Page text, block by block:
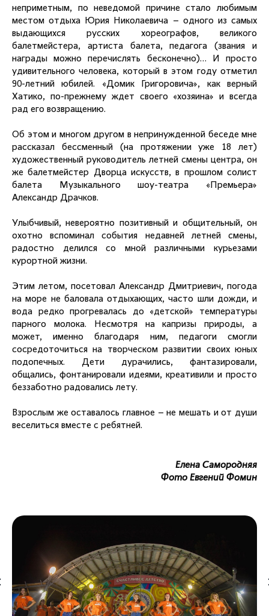
неприметным, по неведомой причине стало любимым
местом отдыха Юрия Николаевича – одного из самых
выдающихся русских хореографов, великого
балетмейстера, артиста балета, педагога (звания и
награды можно перечислять бесконечно)… И просто
удивительного человека, который в этом году отметил
90-летний юбилей. «Домик Григоровича», как верный
Хатико, по-прежнему ждет своего «хозяина» и всегда
рад его возвращению.
Об этом и многом другом в непринужденной беседе мне
рассказал бессменный (на протяжении уже 18 лет)
художественный руководитель летней смены центра, он
же балетмейстер Дворца искусств, в прошлом солист
балета Музыкального шоу-театра «Премьера»
Александр Драчков.
Улыбчивый, невероятно позитивный и общительный, он
охотно вспоминал события недавней летней смены,
радостно делился со мной различными курьезами
курортной жизни.
Этим летом, посетовал Александр Дмитриевич, погода
на море не баловала отдыхающих, часто шли дожди, и
вода редко прогревалась до «детской» температуры
парного молока. Несмотря на капризы природы, а
может, именно благодаря ним, педагоги смогли
сосредоточиться на творческом развитии своих юных
подопечных. Дети дурачились, фантазировали,
общались, фонтанировали идеями, креативили и просто
беззаботно радовались лету.
Взрослым же оставалось главное – не мешать и от души
веселиться вместе с ребятней.
Елена Самородняя
Фото Евгений Фомин